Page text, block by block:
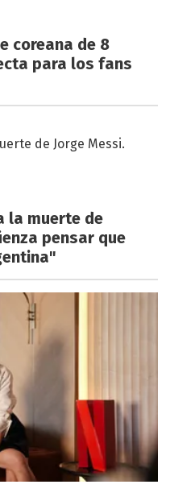
coreana de 8
para los fans
la muerte de
pensar que